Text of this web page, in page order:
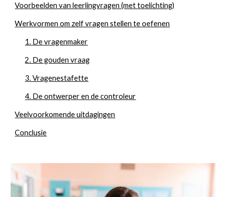
Voorbeelden van leerlingvragen (met toelichting)
Werkvormen om zelf vragen stellen te oefenen
1. De vragenmaker
2. De gouden vraag
3. Vragenestafette
4. De ontwerper en de controleur
Veelvoorkomende uitdagingen
Conclusie